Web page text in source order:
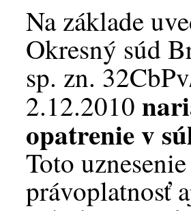
Na základe
Okresný súd
sp. zn.
2.12.2010
opatrenie v
Toto
právoplatnosť